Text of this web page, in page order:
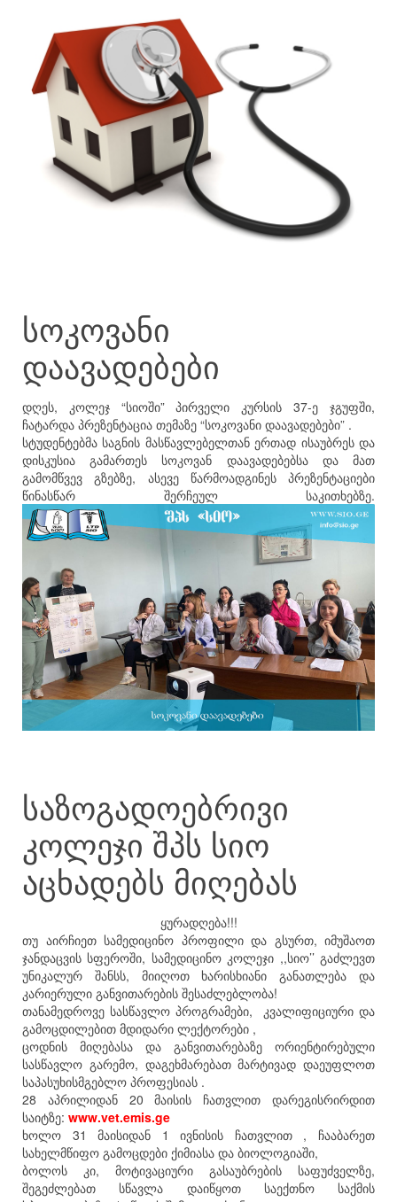
სოკოვანი
დაავადებები
დღეს, კოლეჯ “სიოში” პირველი კურსის 37-ე ჯგუფში,
ჩატარდა პრეზენტაცია თემაზე “სოკოვანი დაავადებები” .
სტუდენტებმა საგნის მასწავლებელთან ერთად ისაუბრეს და
დისკუსია გამართეს სოკოვან დაავადებებსა და მათ
გამომწვევ გზებზე, ასევე წარმოადგინეს პრეზენტაციები
წინასწარ შერჩეულ საკითხებზე.
საზოგადოებრივი
კოლეჯი შპს სიო
აცხადებს მიღებას
ყურადღება!!!
თუ აირჩიეთ სამედიცინო პროფილი და გსურთ, იმუშაოთ
ჯანდაცვის სფეროში, სამედიცინო კოლეჯი ,,სიო’’ გაძლევთ
უნიკალურ შანსს, მიიღოთ ხარისხიანი განათლება და
კარიერული განვითარების შესაძლებლობა!
თანამედროვე სასწავლო პროგრამები, კვალიფიციური და
გამოცდილებით მდიდარი ლექტორები ,
ცოდნის მიღებასა და განვითარებაზე ორიენტირებული
სასწავლო გარემო, დაგეხმარებათ მარტივად დაეუფლოთ
საპასუხისმგებლო პროფესიას .
28 აპრილიდან 20 მაისის ჩათვლით დარეგისრირდით
საიტზე: www.vet.emis.ge
ხოლო 31 მაისიდან 1 ივნისის ჩათვლით , ჩააბარეთ
სახელმწიფო გამოცდები ქიმიასა და ბიოლოგიაში,
ბოლოს კი, მოტივაციური გასაუბრების საფუძველზე,
შეგეძლებათ სწავლა დაიწყოთ საექთნო საქმის